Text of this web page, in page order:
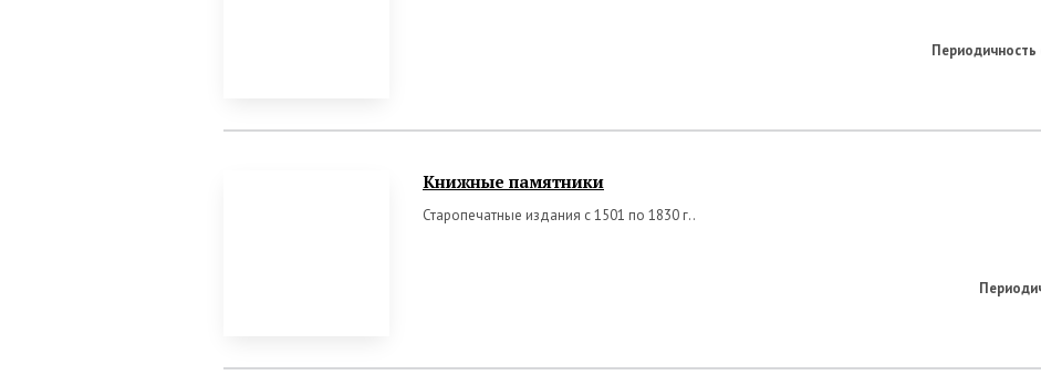
Периодичность
Книжные памятники
Старопечатные издания с 1501 по 1830 г..